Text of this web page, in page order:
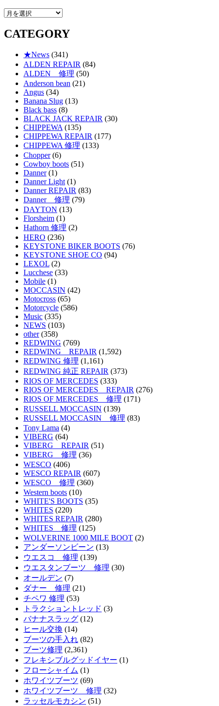
ARCHIVE
CATEGORY
★News (341)
ALDEN REPAIR (84)
ALDEN 修理 (50)
Anderson bean (21)
Angus (34)
Banana Slug (13)
Black bass (8)
BLACK JACK REPAIR (30)
CHIPPEWA(135)
CHIPPEWA REPAIR (177)
CHIPPEWA 修理 (133)
Chopper(6)
Cowboy boots (51)
Danner(1)
Danner Light(1)
Danner REPAIR (83)
Danner 修理 (79)
DAYTON (13)
Florsheim (1)
Hathorn 修理 (2)
HERO (236)
KEYSTONE BIKER BOOTS (76)
KEYSTONE SHOE CO (94)
LEXOL (2)
Lucchese (33)
Mobile (1)
MOCCASIN (42)
Motocross (65)
Motorcycle (586)
Music (335)
NEWS (103)
other(358)
REDWING (769)
REDWING REPAIR (1,592)
REDWING 修理 (1,161)
REDWING 純正 REPAIR (373)
RIOS OF MERCEDES (333)
RIOS OF MERCEDES REPAIR (276)
RIOS OF MERCEDES 修理 (171)
RUSSELL MOCCASIN (139)
RUSSELL MOCCASIN 修理 (83)
Tony Lama (4)
VIBERG (64)
VIBERG REPAIR (51)
VIBERG 修理 (36)
WESCO (406)
WESCO REPAIR (607)
WESCO 修理 (360)
Western boots (10)
WHITE'S BOOTS (35)
WHITES (220)
WHITES REPAIR (280)
WHITES 修理 (125)
WOLVERINE 1000 MILE BOOT (2)
アンダーソンビーン (13)
ウエスコ 修理 (139)
ウエスタンブーツ 修理 (30)
オールデン (7)
ダナー 修理 (21)
チペワ 修理 (53)
トラクショントレッド (3)
バナナスラッグ (12)
ヒール交換 (14)
ブーツの手入れ (82)
ブーツ修理 (2,361)
フレキシブルグッドイヤー (1)
フローシャイム (1)
ホワイツブーツ (69)
ホワイツブーツ 修理 (32)
ラッセルモカシン (51)